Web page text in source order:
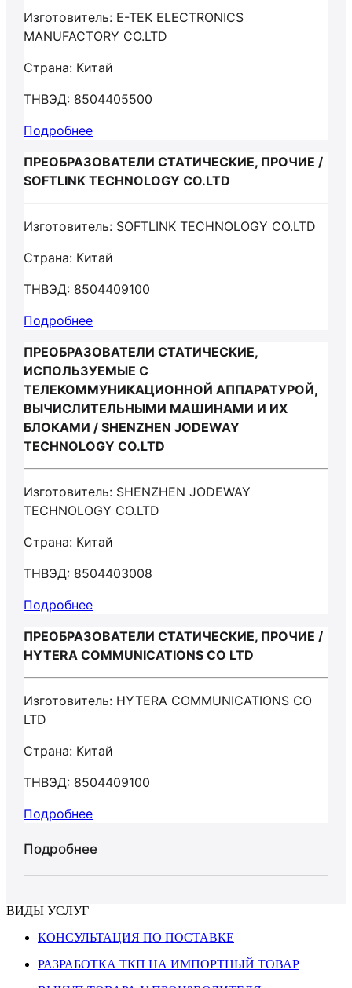
Изготовитель: E-TEK ELECTRONICS
MANUFACTORY CO.LTD
Страна: Китай
ТНВЭД: 8504405500
Подробнее
ПРЕОБРАЗОВАТЕЛИ СТАТИЧЕСКИЕ, ПРОЧИЕ /
SOFTLINK TECHNOLOGY CO.LTD
Изготовитель: SOFTLINK TECHNOLOGY CO.LTD
Страна: Китай
ТНВЭД: 8504409100
Подробнее
ПРЕОБРАЗОВАТЕЛИ СТАТИЧЕСКИЕ,
ИСПОЛЬЗУЕМЫЕ С
ТЕЛЕКОММУНИКАЦИОННОЙ АППАРАТУРОЙ,
ВЫЧИСЛИТЕЛЬНЫМИ МАШИНАМИ И ИХ
БЛОКАМИ / SHENZHEN JODEWAY
TECHNOLOGY CO.LTD
Изготовитель: SHENZHEN JODEWAY
TECHNOLOGY CO.LTD
Страна: Китай
ТНВЭД: 8504403008
Подробнее
ПРЕОБРАЗОВАТЕЛИ СТАТИЧЕСКИЕ, ПРОЧИЕ /
HYTERA COMMUNICATIONS CO LTD
Изготовитель: HYTERA COMMUNICATIONS CO
LTD
Страна: Китай
ТНВЭД: 8504409100
Подробнее
Подробнее
ВИДЫ УСЛУГ
КОНСУЛЬТАЦИЯ ПО ПОСТАВКЕ
РАЗРАБОТКА ТКП НА ИМПОРТНЫЙ ТОВАР